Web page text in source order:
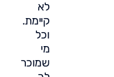
לא
קיימת.
וכל
מי
שמוכר